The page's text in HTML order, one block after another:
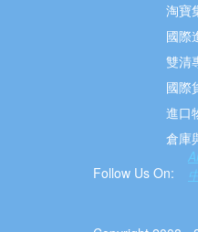
淘寶
國際
雙清
國際
進口
倉庫
Follow Us On: